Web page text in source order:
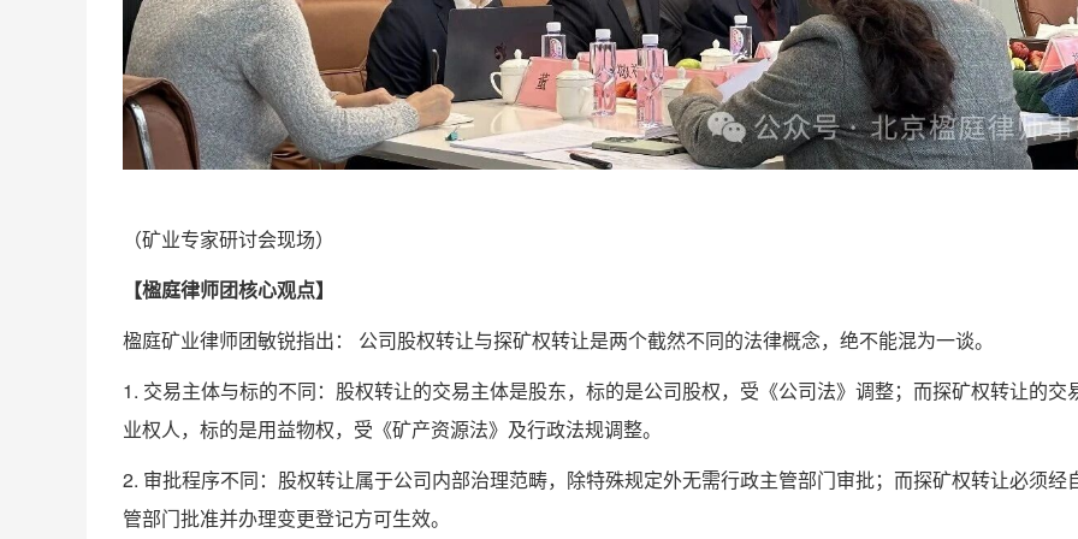
（矿业专家研讨会现场）
【楹庭律师团核心观点】
楹庭矿业律师团敏锐指出： 公司股权转让与探矿权转让是两个截然不同的法律概念，绝不能混为一谈。
1. 交易主体与标的不同：股权转让的交易主体是股东，标的是公司股权，受《公司法》调整；而探矿权转让的交
业权人，标的是用益物权，受《矿产资源法》及行政法规调整。
2. 审批程序不同：股权转让属于公司内部治理范畴，除特殊规定外无需行政主管部门审批；而探矿权转让必须经
管部门批准并办理变更登记方可生效。